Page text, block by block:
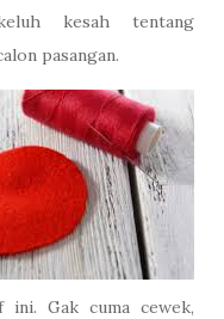
kesah tentang
pasangan.
ini. Gak cuma cewek,